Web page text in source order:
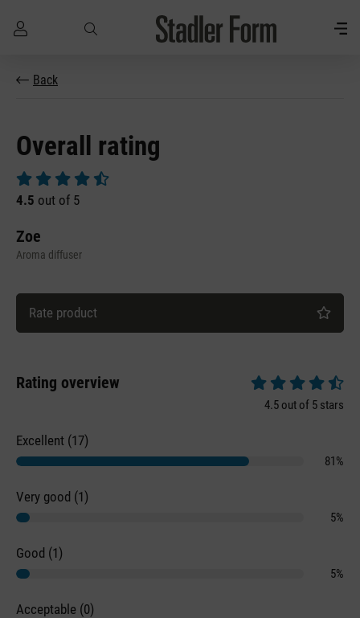
Skip to main content
Back
Overall rating
Average rating of 4.5 out of 5 stars
4.5 out of 5
Zoe
Aroma diffuser
Rate product
Rating overview
Average rating of
4.5 out of 5 stars
Excellent (17)
81%
Very good (1)
5%
Good (1)
5%
Acceptable (0)